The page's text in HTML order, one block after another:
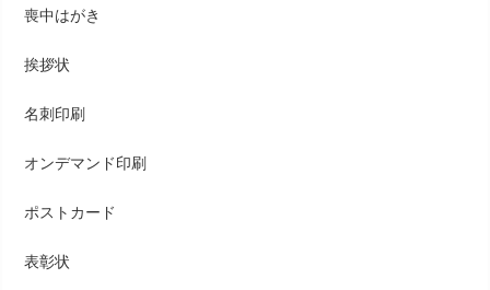
喪中はがき
挨拶状
名刺印刷
オンデマンド印刷
ポストカード
表彰状